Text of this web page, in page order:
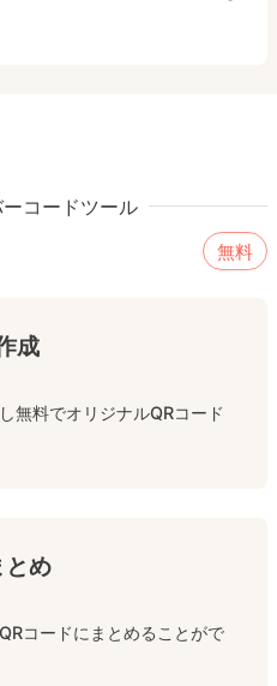
コードツール
無料
成
無料でオリジナルQRコード
とめ
コードにまとめることがで